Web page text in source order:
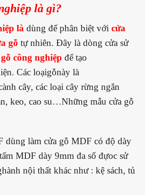
là gì?
là dùng để phân biệt với cửa
gỗ tự nhiên. Đây là dòng cửa sử
công nghiệp để tạo
Các loạigỗnày là
cây, các loại cây rừng ngắn
keo, cao su…Những mẫu cửa gỗ
dùng làm cửa gỗ MDF có độ dày
MDF dày 9mm đa số đựoc sử
nội thất khác như : kệ sách, tủ